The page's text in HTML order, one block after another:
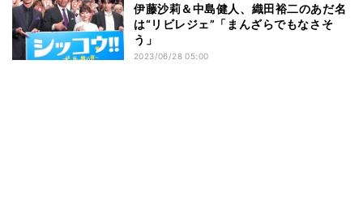
伊藤沙莉＆中島健人、織田裕二のあだ名
は“リビレジェ”「まんざらでもなさそ
う」
2023/06/28 05:00